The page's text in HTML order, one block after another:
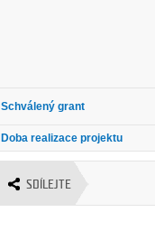
Schválený grant
Doba realizace projektu
SDÍLEJTE